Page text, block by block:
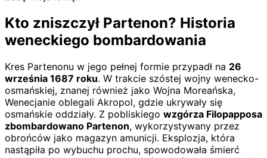
Kto zniszczył Partenon? Historia
weneckiego bombardowania
Kres Partenonu w jego pełnej formie przypadł na 26
września 1687 roku. W trakcie szóstej wojny wenecko-
osmańskiej, znanej również jako Wojna Moreańska,
Wenecjanie oblegali Akropol, gdzie ukrywały się
osmańskie oddziały. Z pobliskiego wzgórza Filopapposa
zbombardowano Partenon, wykorzystywany przez
obrońców jako magazyn amunicji. Eksplozja, która
nastąpiła po wybuchu prochu, spowodowała śmierć